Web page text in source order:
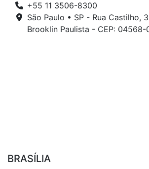
+55 11 3506-8300
São Paulo • SP - Rua Castilho,
Brooklin Paulista - CEP: 04568-
BRASÍLIA